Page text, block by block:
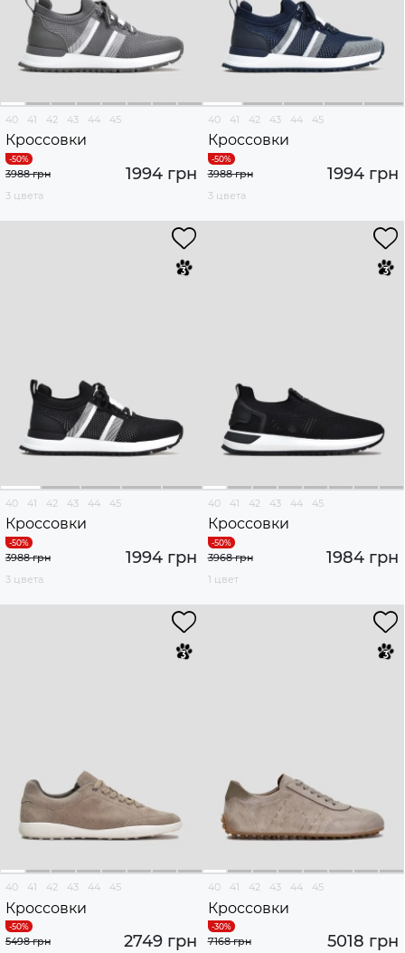
40 41 42 43 44 45
Кроссовки
1994 грн
3988 грн
3 цвета
40 41 42 43 44 45
Кроссовки
1994 грн
3988 грн
3 цвета
40 41 42 43 44 45
Кроссовки
1994 грн
3988 грн
3 цвета
40 41 42 43 44 45
Кроссовки
1984 грн
3968 грн
1 цвет
40 41 42 43 44 45
Кроссовки
2749 грн
5498 грн
40 41 42 43 44 45
Кроссовки
5018 грн
7168 грн